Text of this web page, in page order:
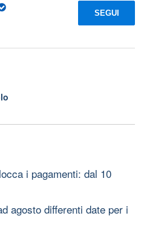
SEGUI
i pagamenti: dal 10
agosto differenti date per i